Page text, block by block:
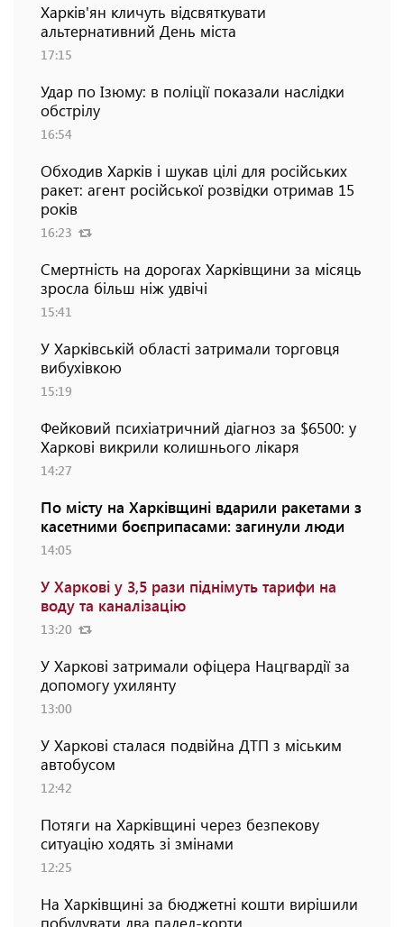
Харків'ян кличуть відсвяткувати
альтернативний День міста
17:15
Удар по Ізюму: в поліції показали наслідки
обстрілу
16:54
Обходив Харків і шукав цілі для російських
ракет: агент російської розвідки отримав 15
років
16:23
Смертність на дорогах Харківщини за місяць
зросла більш ніж удвічі
15:41
У Харківській області затримали торговця
вибухівкою
15:19
Фейковий психіатричний діагноз за $6500: у
Харкові викрили колишнього лікаря
14:27
По місту на Харківщині вдарили ракетами з
касетними боєприпасами: загинули люди
14:05
У Харкові у 3,5 рази піднімуть тарифи на
воду та каналізацію
13:20
У Харкові затримали офіцера Нацгвардії за
допомогу ухилянту
13:00
У Харкові сталася подвійна ДТП з міським
автобусом
12:42
Потяги на Харківщині через безпекову
ситуацію ходять зі змінами
12:25
На Харківщині за бюджетні кошти вирішили
побудувати два падел-корти